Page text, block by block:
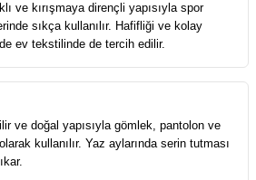
ve kırışmaya dirençli yapısıyla spor
sıkça kullanılır. Hafifliği ve kolay
ev tekstilinde de tercih edilir.
ve doğal yapısıyla gömlek, pantolon ve
kullanılır. Yaz aylarında serin tutması